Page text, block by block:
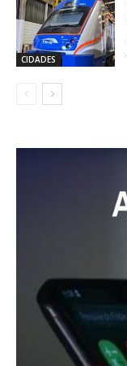
CIDADES